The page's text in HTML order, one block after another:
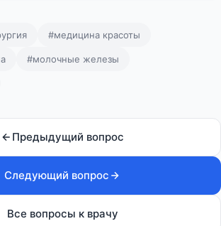
#медицина красоты
#молочные железы
Предыдущий вопрос
Следующий вопрос
Все вопросы к врачу